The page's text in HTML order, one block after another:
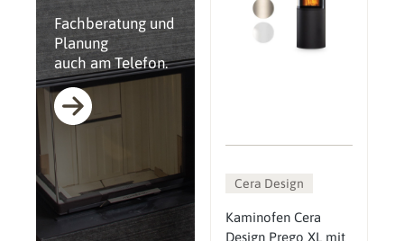
Fachberatung und
Planung
auch am Telefon.
Cera Design
Kaminofen Cera
Design Prego XL mit